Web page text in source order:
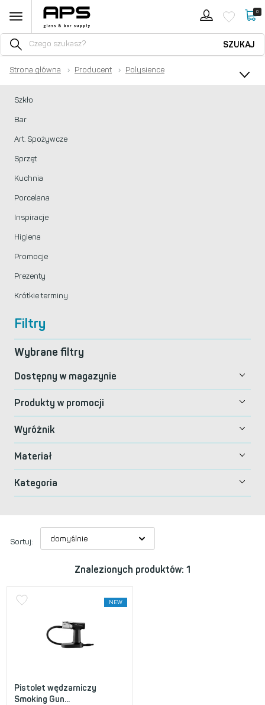
0
SZUKAJ
Strona główna › Producent › Polysience
Szkło
Bar
Art. Spożywcze
Sprzęt
Kuchnia
Porcelana
Inspiracje
Higiena
Promocje
Prezenty
Krótkie terminy
Filtry
Wybrane filtry
Dostępny w magazynie
Produkty w promocji
Wyróżnik
Materiał
Kategoria
Sortuj:
Znalezionych produktów: 1
NEW
Pistolet wędzarniczy
Smoking Gun...